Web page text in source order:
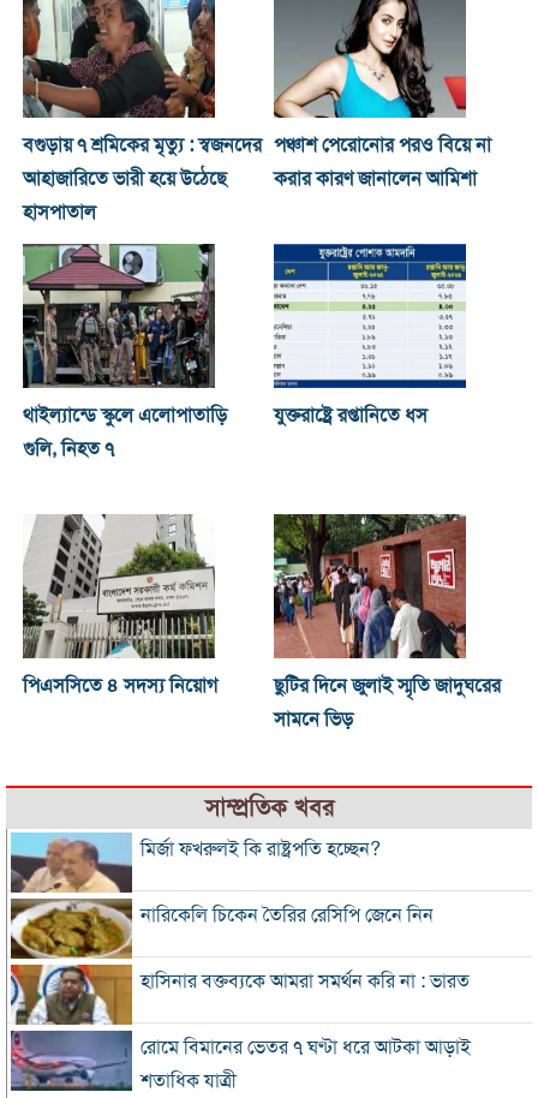
বগুড়ায় ৭ শ্রমিকের মৃত্যু : স্বজনদের
আহাজারিতে ভারী হয়ে উঠেছে
হাসপাতাল
পঞ্চাশ পেরোনোর পরও বিয়ে না
করার কারণ জানালেন আমিশা
থাইল্যান্ডে স্কুলে এলোপাতাড়ি
গুলি, নিহত ৭
যুক্তরাষ্ট্রে রপ্তানিতে ধস
পিএসসিতে ৪ সদস্য নিয়োগ
ছুটির দিনে জুলাই স্মৃতি জাদুঘরের
সামনে ভিড়
সাম্প্রতিক খবর
মির্জা ফখরুলই কি রাষ্ট্রপতি হচ্ছেন?
নারিকেলি চিকেন তৈরির রেসিপি জেনে নিন
হাসিনার বক্তব্যকে আমরা সমর্থন করি না : ভারত
রোমে বিমানের ভেতর ৭ ঘণ্টা ধরে আটকা আড়াই
শতাধিক যাত্রী